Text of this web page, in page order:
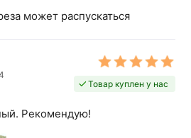
может распускаться
Товар куплен у нас
Рекомендую!